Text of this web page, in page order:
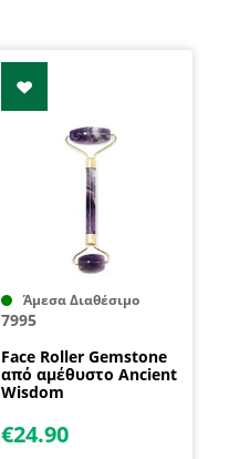
Άμεσα Διαθέσιμο
7995
Face Roller Gemstone
από αμέθυστο Ancient
Wisdom
€24.90